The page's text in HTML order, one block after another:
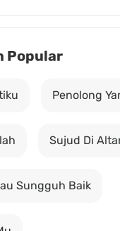
Popular
Penolong
Sujud Di
Sungguh Baik